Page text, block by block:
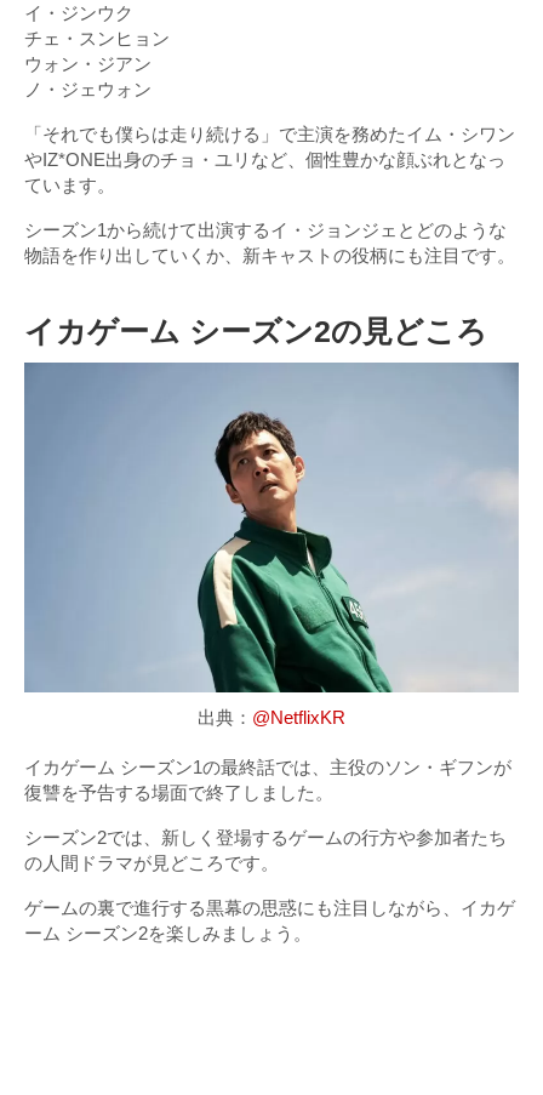
イ・ジンウク
チェ・スンヒョン
ウォン・ジアン
ノ・ジェウォン
「それでも僕らは走り続ける」で主演を務めたイム・シワン
やIZ*ONE出身のチョ・ユリなど、個性豊かな顔ぶれとなっ
ています。
シーズン1から続けて出演するイ・ジョンジェとどのような
物語を作り出していくか、新キャストの役柄にも注目です。
イカゲーム シーズン2の見どころ
出典： @NetflixKR
イカゲーム シーズン1の最終話では、主役のソン・ギフンが
復讐を予告する場面で終了しました。
シーズン2では、新しく登場するゲームの行方や参加者たち
の人間ドラマが見どころです。
ゲームの裏で進行する黒幕の思惑にも注目しながら、イカゲ
ーム シーズン2を楽しみましょう。